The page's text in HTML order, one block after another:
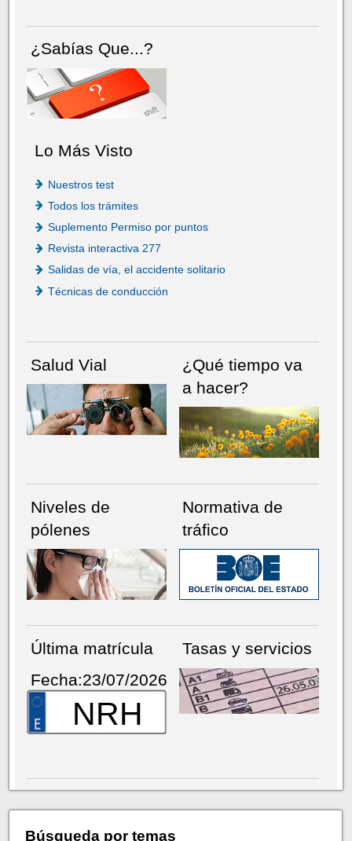
¿Sabías Que...?
Lo Más Visto
Nuestros test
Todos los trámites
Suplemento Permiso por puntos
Revista interactiva 277
Salidas de vía, el accidente solitario
Técnicas de conducción
Salud Vial
¿Qué tiempo va
a hacer?
Niveles de
pólenes
Normativa de
tráfico
Última matrícula
Fecha:23/07/2026
NRH
Tasas y servicios
Búsqueda por temas